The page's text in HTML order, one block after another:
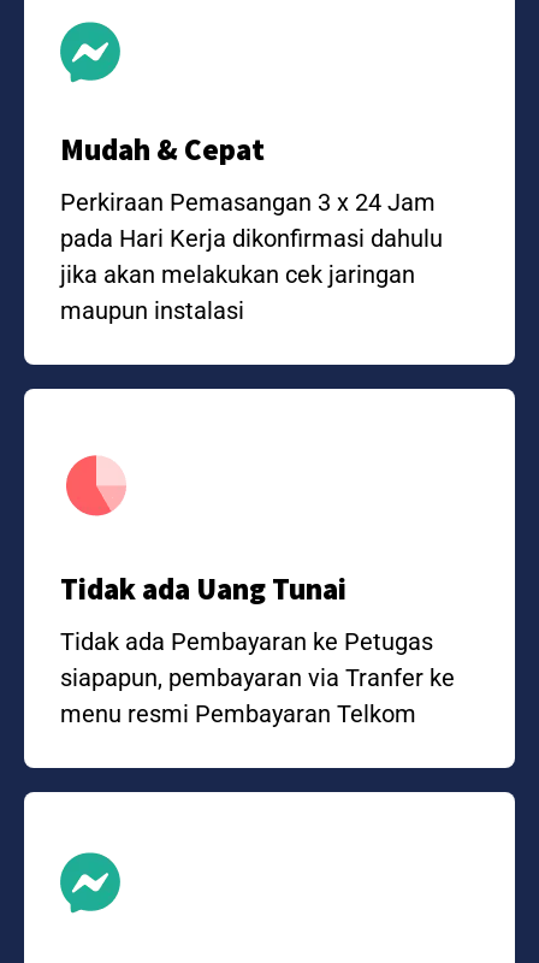
Mudah & Cepat
Perkiraan Pemasangan 3 x 24 Jam
pada Hari Kerja dikonfirmasi dahulu
jika akan melakukan cek jaringan
maupun instalasi
Tidak ada Uang Tunai
Tidak ada Pembayaran ke Petugas
siapapun, pembayaran via Tranfer ke
menu resmi Pembayaran Telkom